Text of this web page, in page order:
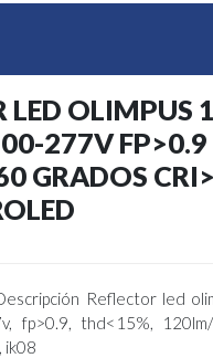
LED OLIMPUS
277V FP>0.9
GRADOS
Reflector led
fp>0.9, thd<15%,
ik08